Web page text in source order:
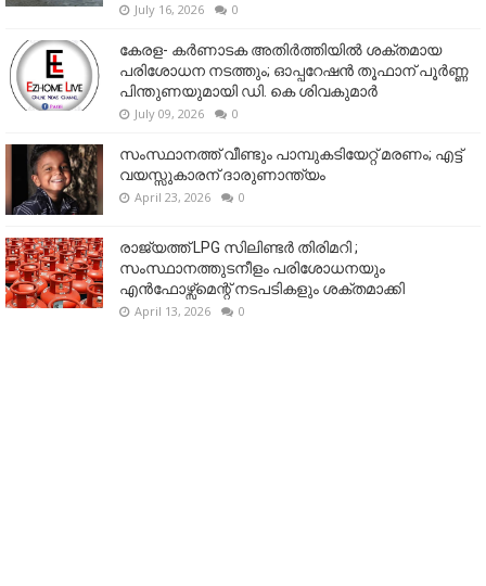
July 16, 2026 0
കേരള- കർണാടക അതിർത്തിയിൽ ശക്തമായ
പരിശോധന നടത്തും; ഓപ്പറേഷൻ തൂഫാന് പൂർണ്ണ
പിന്തുണയുമായി ഡി. കെ ശിവകുമാർ
July 09, 2026 0
സംസ്ഥാനത്ത് വീണ്ടും പാമ്പുകടിയേറ്റ് മരണം; എട്ട്
വയസ്സുകാരന് ദാരുണാന്ത്യം
April 23, 2026 0
രാജ്യത്ത് LPG സിലിണ്ടർ തിരിമറി ;
സംസ്ഥാനത്തുടനീളം പരിശോധനയും
എൻഫോഴ്സ്മെന്റ് നടപടികളും ശക്തമാക്കി
April 13, 2026 0